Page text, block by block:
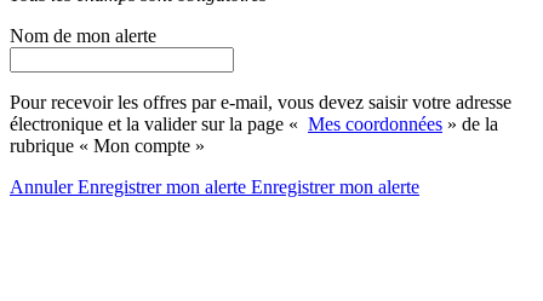
Nom de mon alerte
Pour recevoir les offres par e-mail, vous devez saisir votre adresse
électronique et la valider sur la page « Mes coordonnées » de la
rubrique « Mon compte »
AnnulerEnregistrer mon alerte Enregistrermon alerte